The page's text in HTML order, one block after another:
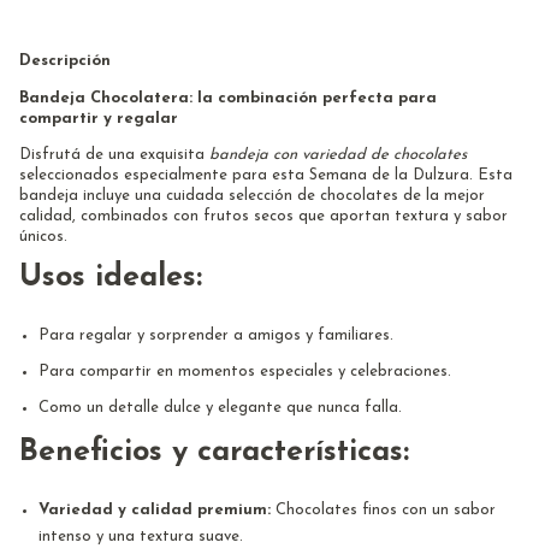
Descripción
Bandeja Chocolatera: la combinación perfecta para
compartir y regalar
Disfrutá de una exquisita bandeja con variedad de chocolates
seleccionados especialmente para esta Semana de la Dulzura. Esta
bandeja incluye una cuidada selección de chocolates de la mejor
calidad, combinados con frutos secos que aportan textura y sabor
únicos.
Usos ideales:
Para regalar y sorprender a amigos y familiares.
Para compartir en momentos especiales y celebraciones.
Como un detalle dulce y elegante que nunca falla.
Beneficios y características:
Variedad y calidad premium: Chocolates finos con un sabor
intenso y una textura suave.